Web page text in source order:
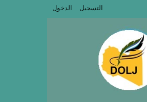
التسجيل الدخول